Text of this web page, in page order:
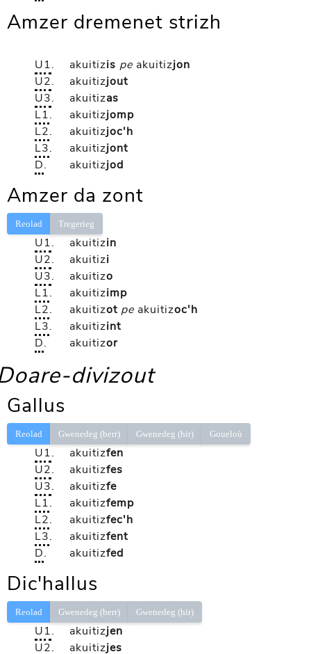
Amzer dremenet strizh
U1. akuitizis pe akuitizjon
U2. akuitizjout
U3. akuitizas
L1. akuitizjomp
L2. akuitizjoc'h
L3. akuitizjont
D. akuitizjod
Amzer da zont
Reolad Tregerieg
U1. akuitizin
U2. akuitizi
U3. akuitizo
L1. akuitizimp
L2. akuitizot pe akuitizoc'h
L3. akuitizint
D. akuitizor
divizout
Gallus
Reolad Gwenedeg (berr) Gwenedeg (hir) Goueloù
U1. akuitizfen
U2. akuitizfes
U3. akuitizfe
L1. akuitizfemp
L2. akuitizfec'h
L3. akuitizfent
D. akuitizfed
Dic'hallus
Reolad Gwenedeg (berr) Gwenedeg (hir)
U1. akuitizjen
U2. akuitizjes